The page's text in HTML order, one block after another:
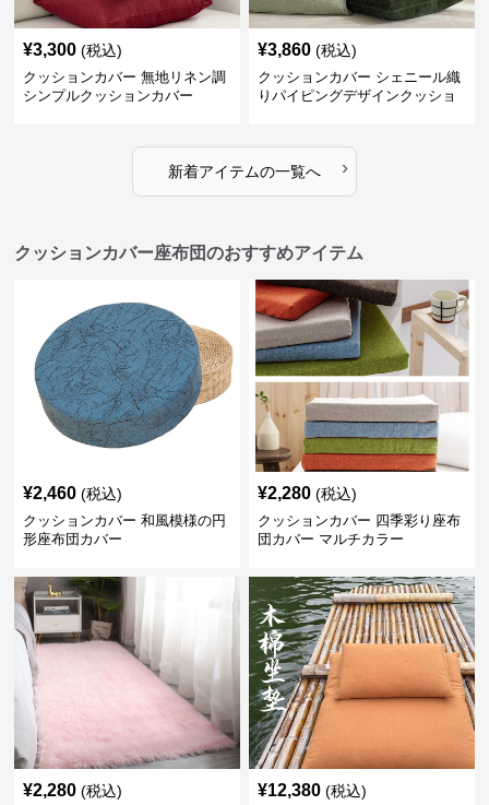
¥3,300 (税込)
クッションカバー 無地リネン調
シンプルクッションカバー
¥3,860 (税込)
クッションカバー シェニール織
りパイピングデザインクッショ
新着アイテムの一覧へ ›
クッションカバー座布団のおすすめアイテム
¥2,460 (税込)
クッションカバー 和風模様の円
形座布団カバー
¥2,280 (税込)
クッションカバー 四季彩り座布
団カバー マルチカラー
¥2,280 (税込) ¥12,380 (税込)